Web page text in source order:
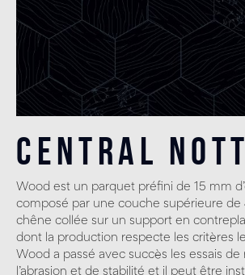
Central
Wood est un parquet préfini de 15 mm
composé par une couche supérieure de
chêne collée sur un support en
dont la production respecte les critères
Wood a passé avec succès les essais de
l’abrasion et de stabilité et il peut être